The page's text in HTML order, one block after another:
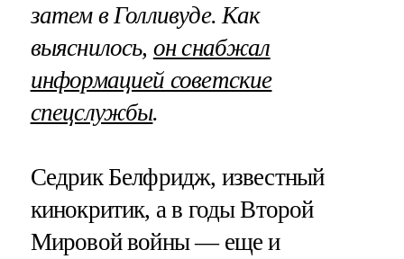
затем в Голливуде. Как
выяснилось, он снабжал
информацией советские
спецслужбы.
Седрик Белфридж, известный
кинокритик, а в годы Второй
Мировой войны — еще и